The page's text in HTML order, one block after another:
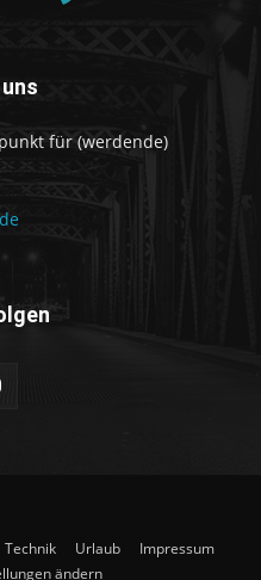
für (werdende)
Technik Urlaub
Impressum
ändern